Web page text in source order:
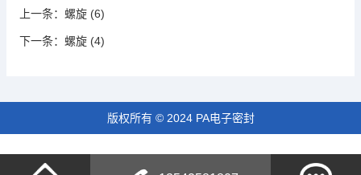
上一条： 螺旋 (6)
下一条： 螺旋 (4)
版权所有 © 2024 PA电子密封